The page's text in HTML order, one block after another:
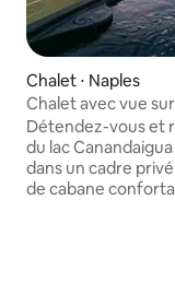
Chalet ⋅ Naples
Chalet avec vue
et chic, jacuzzi, jeux
Détendez-vous et
du lac
dans un cadre
de cabane